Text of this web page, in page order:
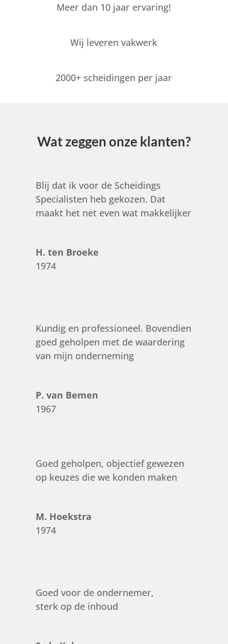
Meer dan 10 jaar ervaring!
Wij leveren vakwerk
2000+ scheidingen per jaar
Wat zeggen onze klanten?
Blij dat ik voor de Scheidings
Specialisten heb gekozen. Dat
maakt het net even wat makkelijker
H. ten Broeke
1974
Kundig en professioneel. Bovendien
goed geholpen met de waardering
van mijn onderneming
P. van Bemen
1967
Goed geholpen, objectief gewezen
op keuzes die we konden maken
M. Hoekstra
1974
Goed voor de ondernemer,
sterk op de inhoud